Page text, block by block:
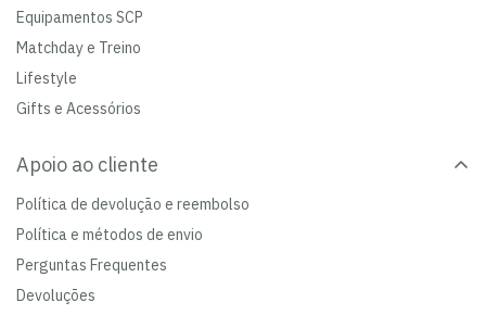
Equipamentos SCP
Matchday e Treino
Lifestyle
Gifts e Acessórios
Apoio ao cliente
Política de devolução e reembolso
Política e métodos de envio
Perguntas Frequentes
Devoluções